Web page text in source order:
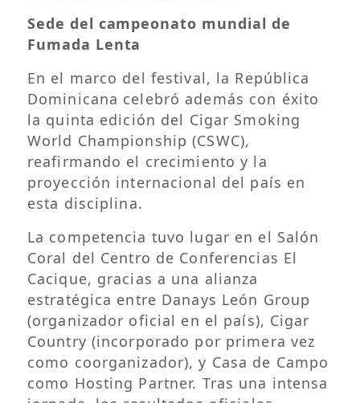
Sede del campeonato mundial de
Fumada Lenta
En el marco del festival, la República
Dominicana celebró además con éxito
la quinta edición del Cigar Smoking
World Championship (CSWC),
reafirmando el crecimiento y la
proyección internacional del país en
esta disciplina.
La competencia tuvo lugar en el Salón
Coral del Centro de Conferencias El
Cacique, gracias a una alianza
estratégica entre Danays León Group
(organizador oficial en el país), Cigar
Country (incorporado por primera vez
como coorganizador), y Casa de Campo
como Hosting Partner. Tras una intensa